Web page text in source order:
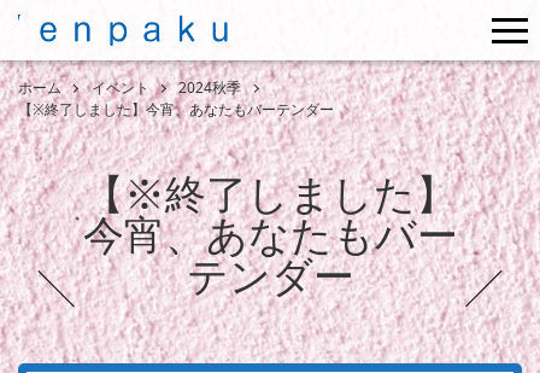
ホーム イベント
2024秋季
【※終了しました】今宵、あなたもバーテンダー
【※終了しました】
今宵、あなたもバー
テンダー